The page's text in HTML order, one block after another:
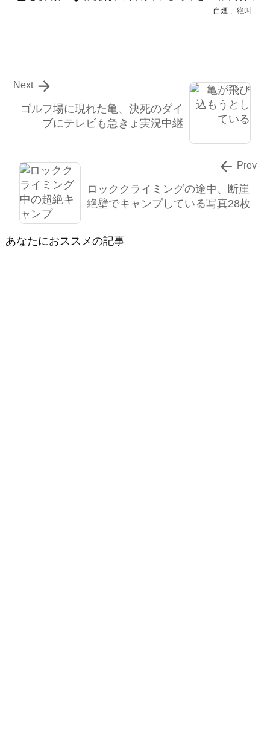
白煙 , 絶叫
ゴルフ場に現れた亀、決死のダイ
ブにテレビも急きょ実況中継

Next
ロッククライミングの途中、断崖
絶壁でキャンプしている写真28枚
 Prev
あなたにおススメの記事